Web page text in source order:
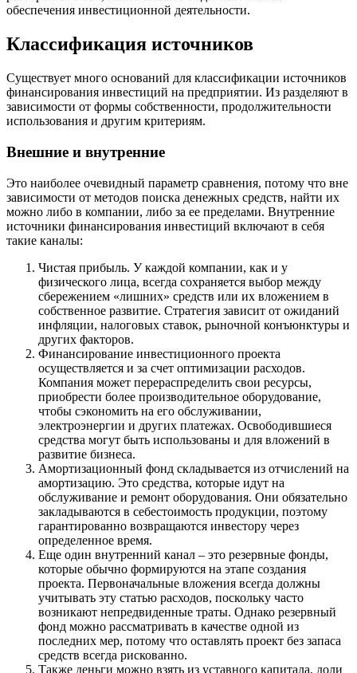
обеспечения инвестиционной деятельности.
Классификация источников
Существует много оснований для классификации источников
финансирования инвестиций на предприятии. Из разделяют в
зависимости от формы собственности, продолжительности
использования и другим критериям.
Внешние и внутренние
Это наиболее очевидный параметр сравнения, потому что вне
зависимости от методов поиска денежных средств, найти их
можно либо в компании, либо за ее пределами. Внутренние
источники финансирования инвестиций включают в себя
такие каналы:
Чистая прибыль. У каждой компании, как и у
физического лица, всегда сохраняется выбор между
сбережением «лишних» средств или их вложением в
собственное развитие. Стратегия зависит от ожиданий
инфляции, налоговых ставок, рыночной конъюнктуры и
других факторов.
Финансирование инвестиционного проекта
осуществляется и за счет оптимизации расходов.
Компания может перераспределить свои ресурсы,
приобрести более производительное оборудование,
чтобы сэкономить на его обслуживании,
электроэнергии и других платежах. Освободившиеся
средства могут быть использованы и для вложений в
развитие бизнеса.
Амортизационный фонд складывается из отчислений на
амортизацию. Это средства, которые идут на
обслуживание и ремонт оборудования. Они обязательно
закладываются в себестоимость продукции, поэтому
гарантированно возвращаются инвестору через
определенное время.
Еще один внутренний канал – это резервные фонды,
которые обычно формируются на этапе создания
проекта. Первоначальные вложения всегда должны
учитывать эту статью расходов, поскольку часто
возникают непредвиденные траты. Однако резервный
фонд можно рассматривать в качестве одной из
последних мер, потому что оставлять проект без запаса
средств всегда рискованно.
Также деньги можно взять из уставного капитала, доли